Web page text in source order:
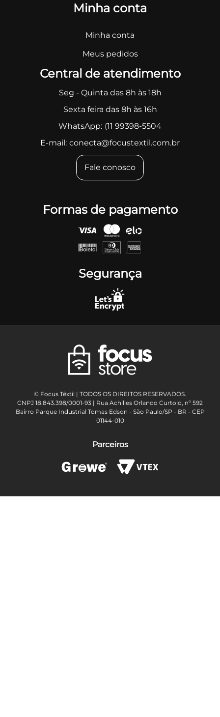
Minha conta
Minha conta
Meus pedidos
Central de atendimento
Seg - Quinta das 8h às 18h
Sexta feira das 8h às 16h
WhatsApp: (11 99398-5504
E-mail: conecta@focustextil.com.br
Fale conosco
Formas de pagamento
Segurança
© Focus Têxtil | TODOS OS DIREITOS RESERVADOS.
CNPJ 18.843.398/0001-93 | Rua Achilles Orlando Curtolo, nº 592
Bairro Parque Industrial Tomas Edson - São Paulo/SP - BR - CEP
01144-010
Parceiros